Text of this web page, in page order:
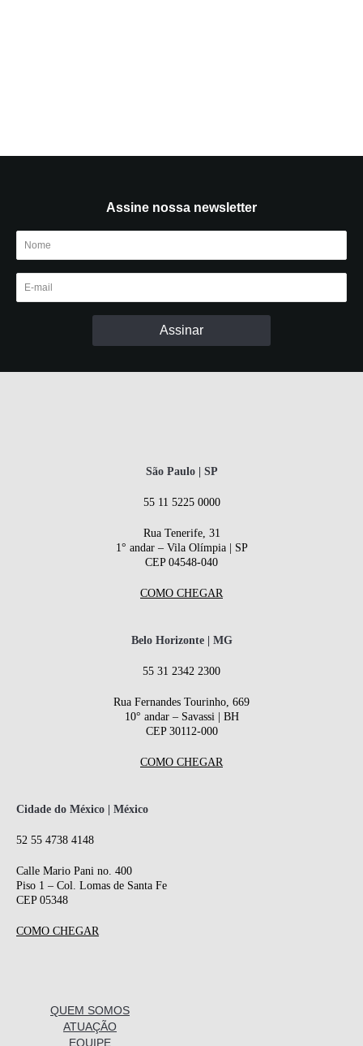
Assine nossa newsletter
São Paulo | SP
55 11 5225 0000
Rua Tenerife, 31
1° andar – Vila Olímpia | SP
CEP 04548-040
COMO CHEGAR
Belo Horizonte | MG
55 31 2342 2300
Rua Fernandes Tourinho, 669
10° andar – Savassi | BH
CEP 30112-000
COMO CHEGAR
Cidade do México | México
52 55 4738 4148
Calle Mario Pani no. 400
Piso 1 – Col. Lomas de Santa Fe
CEP 05348
COMO CHEGAR
QUEM SOMOS
ATUAÇÃO
EQUIPE